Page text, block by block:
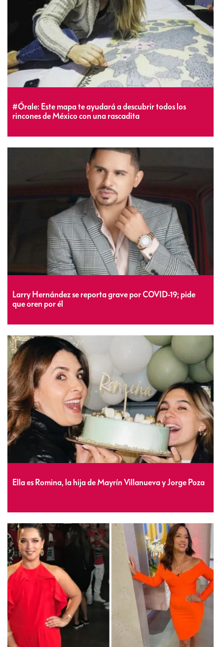
#Órale: Este mapa te ayudará a descubrir todos los
rincones de México con una rascadita
Larry Hernández se reporta grave por COVID-19; pide
que oren por él
Ella es Romina, la hija de Mayrín Villanueva y Jorge Poza